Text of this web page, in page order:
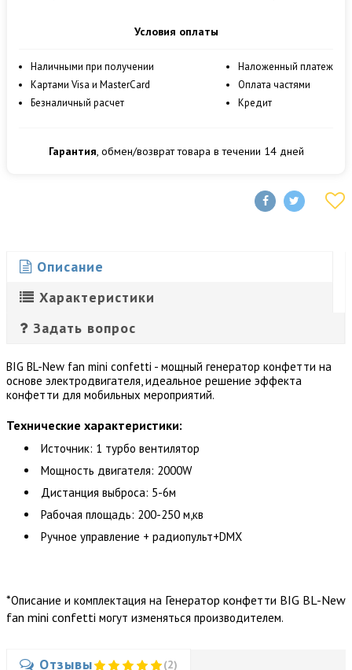
Условия оплаты
Наличными при получении
Картами Visa и MasterCard
Безналичный расчет
Наложенный платеж
Оплата частями
Кредит
Гарантия, обмен/возврат товара в течении 14 дней
Описание
Характеристики
Задать вопрос
BIG BL-New fan mini confetti - мощный генератор конфетти на
основе электродвигателя, идеальное решение эффекта
конфетти для мобильных мероприятий.
Технические характеристики:
Источник: 1 турбо вентилятор
Мощность двигателя: 2000W
Дистанция выброса: 5-6м
Рабочая площадь: 200-250 м,кв
Ручное управление + радиопульт+DMX
*Описание и комплектация на Генератор конфетти BIG BL-New
fan mini confetti могут изменяться производителем.
Отзывы (2)